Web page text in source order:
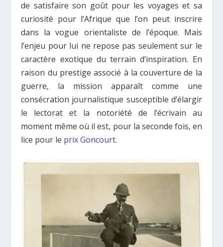
de satisfaire son goût pour les voyages et sa
curiosité pour l’Afrique que l’on peut inscrire
dans la vogue orientaliste de l’époque. Mais
l’enjeu pour lui ne repose pas seulement sur le
caractère exotique du terrain d’inspiration. En
raison du prestige associé à la couverture de la
guerre, la mission apparaît comme une
consécration journalistique susceptible d’élargir
le lectorat et la notoriété de l’écrivain au
moment même où il est, pour la seconde fois, en
lice pour le prix Goncourt.